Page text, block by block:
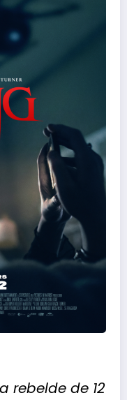
rebelde de 12